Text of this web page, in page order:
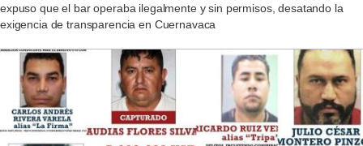
expuso que el bar operaba ilegalmente y sin permisos, desatando la
exigencia de transparencia en Cuernavaca